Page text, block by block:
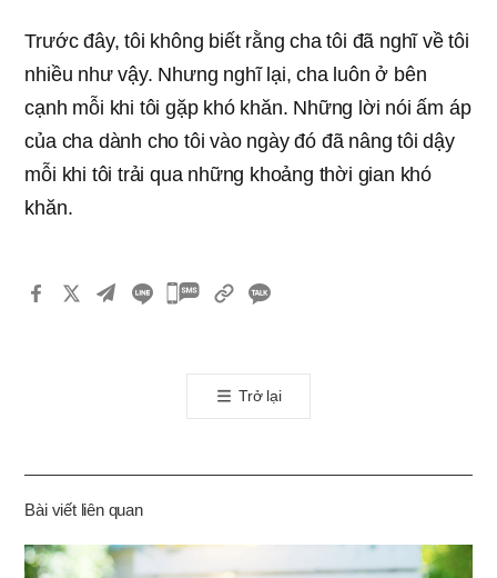
Trước đây, tôi không biết rằng cha tôi đã nghĩ về tôi
nhiều như vậy. Nhưng nghĩ lại, cha luôn ở bên
cạnh mỗi khi tôi gặp khó khăn. Những lời nói ấm áp
của cha dành cho tôi vào ngày đó đã nâng tôi dậy
mỗi khi tôi trải qua những khoảng thời gian khó
khăn.
카
톡
공
기
Trở lại
Bài viết liên quan